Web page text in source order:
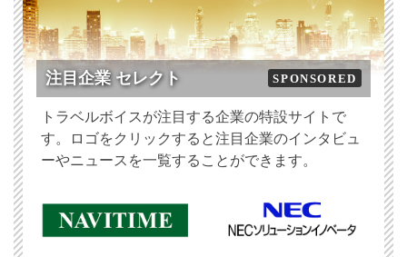
注目企業 セレクト SPONSORED
トラベルボイスが注目する企業の特設サイトで
す。ロゴをクリックすると注目企業のインタビュ
ーやニュースを一覧することができます。